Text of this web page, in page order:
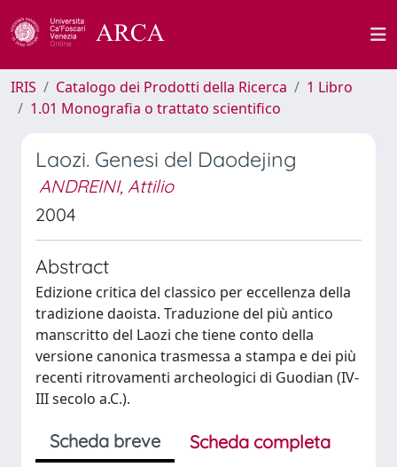
IRIS Catalogo dei Prodotti della Ricerca
1 Libro
1.01 Monografia o trattato scientifico
Laozi. Genesi del Daodejing
ANDREINI, Attilio
2004
Abstract
Edizione critica del classico per eccellenza della
tradizione daoista. Traduzione del più antico
manscritto del Laozi che tiene conto della
versione canonica trasmessa a stampa e dei più
recenti ritrovamenti archeologici di Guodian (IV-
III secolo a.C.).
Scheda breve
Scheda completa